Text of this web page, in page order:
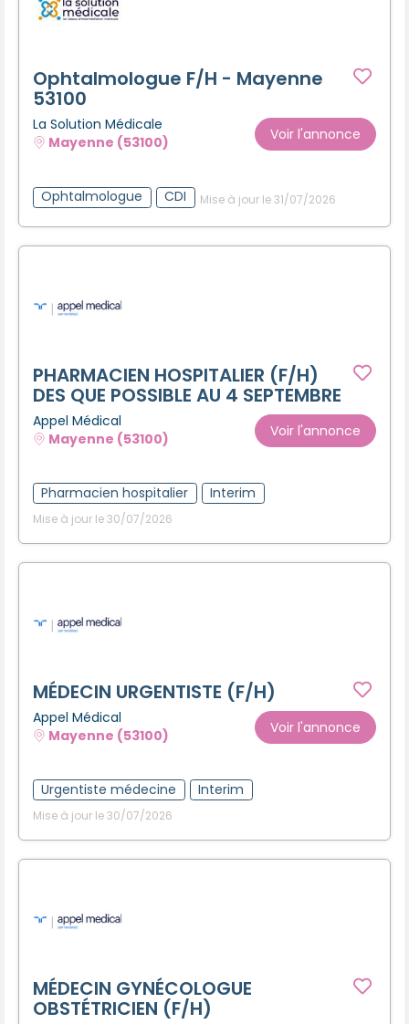
Ophtalmologue F/H - Mayenne
53100
La Solution Médicale
Mayenne (53100)
Voir l'annonce
Ophtalmologue CDI Mise à jour le 31/07/2026
PHARMACIEN HOSPITALIER (F/H)
DES QUE POSSIBLE AU 4 SEPTEMBRE
Appel Médical
Mayenne (53100)
Voir l'annonce
Pharmacien hospitalier Interim
Mise à jour le 30/07/2026
MÉDECIN URGENTISTE (F/H)
Appel Médical
Mayenne (53100)
Voir l'annonce
Urgentiste médecine Interim
Mise à jour le 30/07/2026
MÉDECIN GYNÉCOLOGUE
OBSTÉTRICIEN (F/H)